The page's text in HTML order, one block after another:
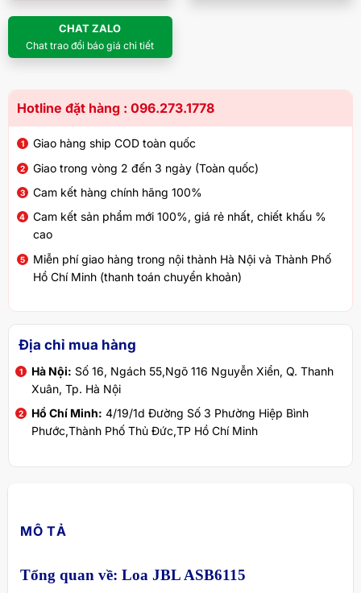
CHAT ZALO
Chat trao đổi báo giá chi tiết
Hotline đặt hàng : 096.273.1778
Giao hàng ship COD toàn quốc
Giao trong vòng 2 đến 3 ngày (Toàn quốc)
Cam kết hàng chính hãng 100%
Cam kết sản phẩm mới 100%, giá rẻ nhất, chiết khấu %
cao
Miễn phí giao hàng trong nội thành Hà Nội và Thành Phố
Hồ Chí Minh (thanh toán chuyển khoản)
Địa chỉ mua hàng
Hà Nội: Số 16, Ngách 55,Ngõ 116 Nguyễn Xiển, Q. Thanh
Xuân, Tp. Hà Nội
Hồ Chí Minh: 4/19/1d Đường Số 3 Phường Hiệp Bình
Phước,Thành Phố Thủ Đức,TP Hồ Chí Minh
MÔ TẢ
Tổng quan về: Loa JBL ASB6115